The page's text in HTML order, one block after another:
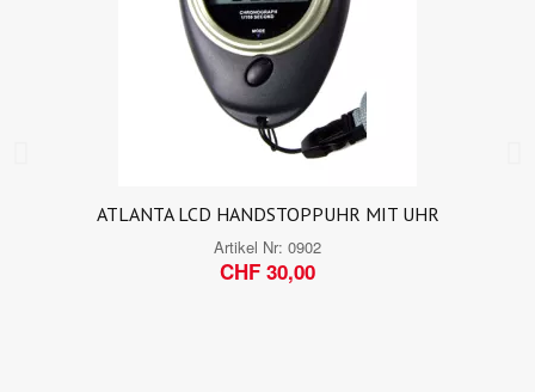
ATLANTA LCD HANDSTOPPUHR MIT UHR
Artikel Nr: 0902
CHF 30,00